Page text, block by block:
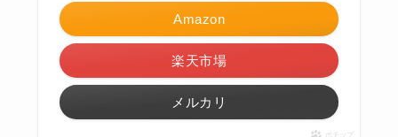
Amazon
楽天市場
メルカリ
ポチップ